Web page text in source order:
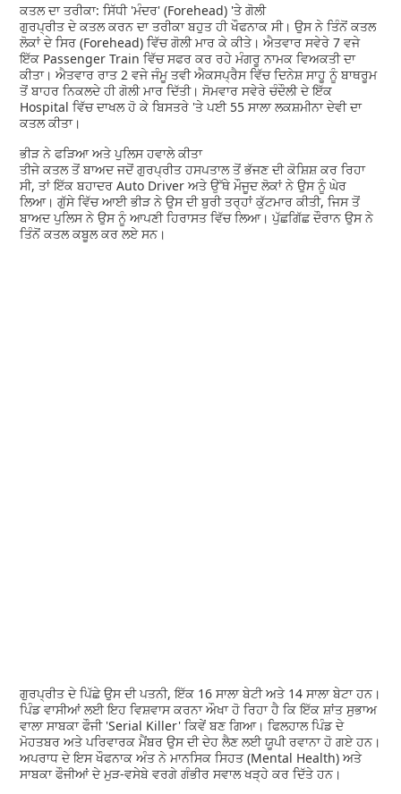
ਕਤਲ ਦਾ ਤਰੀਕਾ: ਸਿੱਧੀ 'ਮੰਦਰ' (Forehead) 'ਤੇ ਗੋਲੀ
ਗੁਰਪ੍ਰੀਤ ਦੇ ਕਤਲ ਕਰਨ ਦਾ ਤਰੀਕਾ ਬਹੁਤ ਹੀ ਖੌਫਨਾਕ ਸੀ। ਉਸ ਨੇ ਤਿੰਨੋਂ ਕਤਲ
ਲੋਕਾਂ ਦੇ ਸਿਰ (Forehead) ਵਿੱਚ ਗੋਲੀ ਮਾਰ ਕੇ ਕੀਤੇ। ਐਤਵਾਰ ਸਵੇਰੇ 7 ਵਜੇ
ਇੱਕ Passenger Train ਵਿੱਚ ਸਫਰ ਕਰ ਰਹੇ ਮੰਗਰੂ ਨਾਮਕ ਵਿਅਕਤੀ ਦਾ
ਕੀਤਾ। ਐਤਵਾਰ ਰਾਤ 2 ਵਜੇ ਜੰਮੂ ਤਵੀ ਐਕਸਪ੍ਰੈਸ ਵਿੱਚ ਦਿਨੇਸ਼ ਸਾਹੂ ਨੂੰ ਬਾਥਰੂਮ
ਤੋਂ ਬਾਹਰ ਨਿਕਲਦੇ ਹੀ ਗੋਲੀ ਮਾਰ ਦਿੱਤੀ। ਸੋਮਵਾਰ ਸਵੇਰੇ ਚੰਦੌਲੀ ਦੇ ਇੱਕ
Hospital ਵਿੱਚ ਦਾਖਲ ਹੋ ਕੇ ਬਿਸਤਰੇ 'ਤੇ ਪਈ 55 ਸਾਲਾ ਲਕਸ਼ਮੀਨਾ ਦੇਵੀ ਦਾ
ਕਤਲ ਕੀਤਾ।
ਭੀੜ ਨੇ ਫੜਿਆ ਅਤੇ ਪੁਲਿਸ ਹਵਾਲੇ ਕੀਤਾ
ਤੀਜੇ ਕਤਲ ਤੋਂ ਬਾਅਦ ਜਦੋਂ ਗੁਰਪ੍ਰੀਤ ਹਸਪਤਾਲ ਤੋਂ ਭੱਜਣ ਦੀ ਕੋਸ਼ਿਸ਼ ਕਰ ਰਿਹਾ
ਸੀ, ਤਾਂ ਇੱਕ ਬਹਾਦਰ Auto Driver ਅਤੇ ਉੱਥੇ ਮੌਜੂਦ ਲੋਕਾਂ ਨੇ ਉਸ ਨੂੰ ਘੇਰ
ਲਿਆ। ਗੁੱਸੇ ਵਿੱਚ ਆਈ ਭੀੜ ਨੇ ਉਸ ਦੀ ਬੁਰੀ ਤਰ੍ਹਾਂ ਕੁੱਟਮਾਰ ਕੀਤੀ, ਜਿਸ ਤੋਂ
ਬਾਅਦ ਪੁਲਿਸ ਨੇ ਉਸ ਨੂੰ ਆਪਣੀ ਹਿਰਾਸਤ ਵਿੱਚ ਲਿਆ। ਪੁੱਛਗਿੱਛ ਦੌਰਾਨ ਉਸ ਨੇ
ਤਿੰਨੋਂ ਕਤਲ ਕਬੂਲ ਕਰ ਲਏ ਸਨ।
ਗੁਰਪ੍ਰੀਤ ਦੇ ਪਿੱਛੇ ਉਸ ਦੀ ਪਤਨੀ, ਇੱਕ 16 ਸਾਲਾ ਬੇਟੀ ਅਤੇ 14 ਸਾਲਾ ਬੇਟਾ ਹਨ।
ਪਿੰਡ ਵਾਸੀਆਂ ਲਈ ਇਹ ਵਿਸ਼ਵਾਸ ਕਰਨਾ ਔਖਾ ਹੋ ਰਿਹਾ ਹੈ ਕਿ ਇੱਕ ਸ਼ਾਂਤ ਸੁਭਾਅ
ਵਾਲਾ ਸਾਬਕਾ ਫੌਜੀ 'Serial Killer' ਕਿਵੇਂ ਬਣ ਗਿਆ। ਫਿਲਹਾਲ ਪਿੰਡ ਦੇ
ਮੋਹਤਬਰ ਅਤੇ ਪਰਿਵਾਰਕ ਮੈਂਬਰ ਉਸ ਦੀ ਦੇਹ ਲੈਣ ਲਈ ਯੂਪੀ ਰਵਾਨਾ ਹੋ ਗਏ ਹਨ।
ਅਪਰਾਧ ਦੇ ਇਸ ਖੌਫਨਾਕ ਅੰਤ ਨੇ ਮਾਨਸਿਕ ਸਿਹਤ (Mental Health) ਅਤੇ
ਸਾਬਕਾ ਫੌਜੀਆਂ ਦੇ ਮੁੜ-ਵਸੇਬੇ ਵਰਗੇ ਗੰਭੀਰ ਸਵਾਲ ਖੜ੍ਹੇ ਕਰ ਦਿੱਤੇ ਹਨ।